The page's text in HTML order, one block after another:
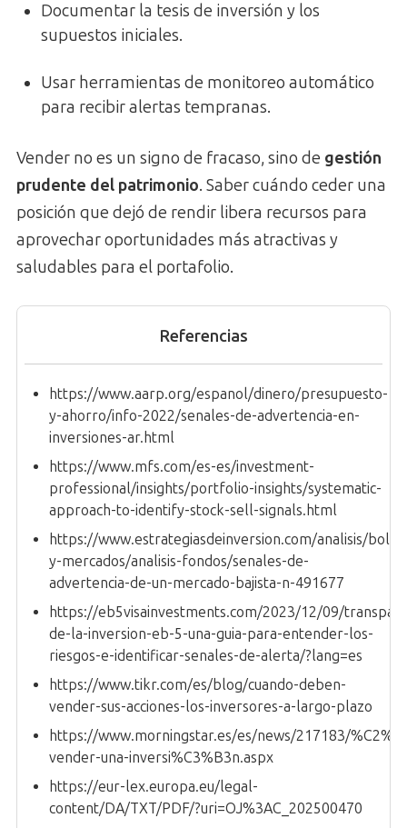
Documentar la tesis de inversión y los
supuestos iniciales.
Usar herramientas de monitoreo automático
para recibir alertas tempranas.
Vender no es un signo de fracaso, sino de gestión
prudente del patrimonio. Saber cuándo ceder una
posición que dejó de rendir libera recursos para
aprovechar oportunidades más atractivas y
saludables para el portafolio.
Referencias
https://www.aarp.org/espanol/dinero/presupuesto-
y-ahorro/info-2022/senales-de-advertencia-en-
inversiones-ar.html
https://www.mfs.com/es-es/investment-
professional/insights/portfolio-insights/systematic-
approach-to-identify-stock-sell-signals.html
https://www.estrategiasdeinversion.com/analisis/
y-mercados/analisis-fondos/senales-de-
advertencia-de-un-mercado-bajista-n-491677
https://eb5visainvestments.com/2023/12/09/
de-la-inversion-eb-5-una-guia-para-entender-los-
riesgos-e-identificar-senales-de-alerta/?lang=es
https://www.tikr.com/es/blog/cuando-deben-
vender-sus-acciones-los-inversores-a-largo-plazo
https://www.morningstar.es/es/news/217183/
vender-una-inversi%C3%B3n.aspx
https://eur-lex.europa.eu/legal-
content/DA/TXT/PDF/?uri=OJ%3AC_202500470